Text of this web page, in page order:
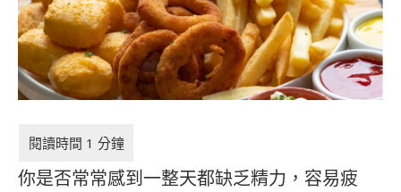
你是否常常感到一整天都缺乏精力，容易疲